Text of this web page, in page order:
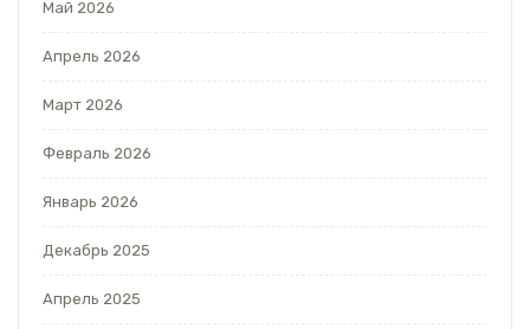
Май 2026
Апрель 2026
Март 2026
Февраль 2026
Январь 2026
Декабрь 2025
Апрель 2025